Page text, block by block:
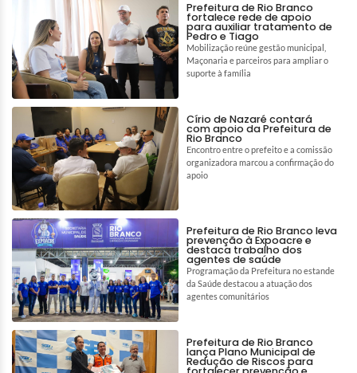
Prefeitura de Rio Branco
fortalece rede de apoio
para auxiliar tratamento de
Pedro e Tiago
Mobilização reúne gestão municipal,
Maçonaria e parceiros para ampliar o
suporte à família
Círio de Nazaré contará
com apoio da Prefeitura de
Rio Branco
Encontro entre o prefeito e a comissão
organizadora marcou a confirmação do
apoio
Prefeitura de Rio Branco leva
prevenção à Expoacre e
destaca trabalho dos
agentes de saúde
Programação da Prefeitura no estande
da Saúde destacou a atuação dos
agentes comunitários
Prefeitura de Rio Branco
lança Plano Municipal de
Redução de Riscos para